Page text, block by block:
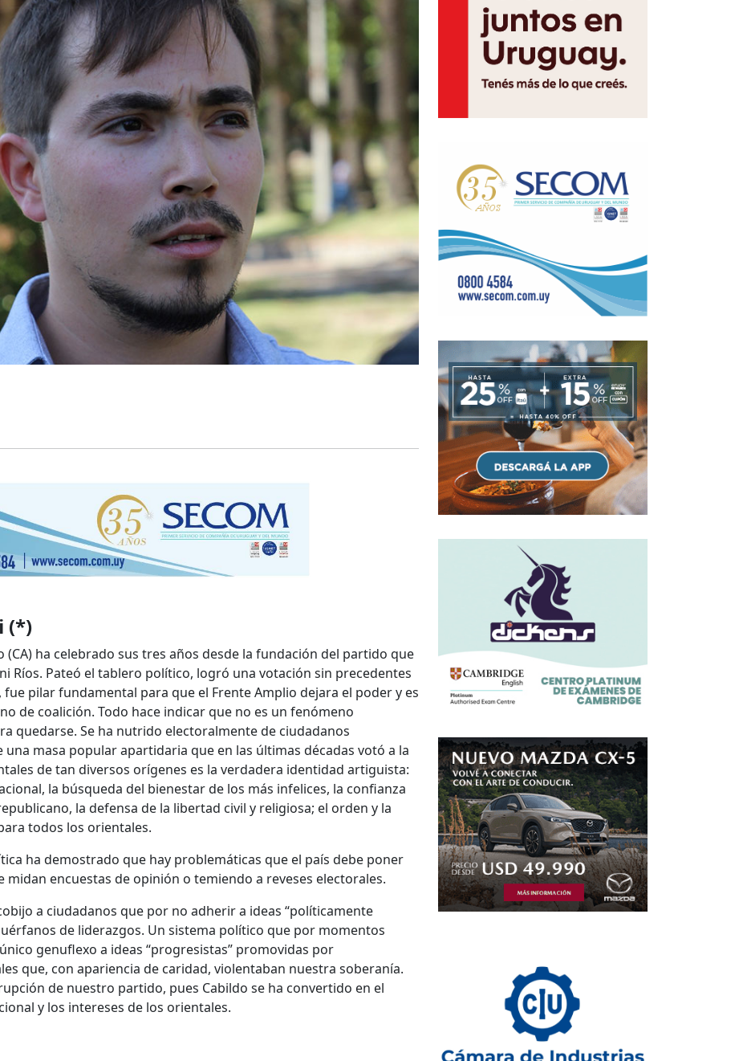
(*)
(CA) ha celebrado sus tres años desde la fundación del partido que
Ríos. Pateó el tablero político, logró una votación sin precedentes
pilar fundamental para que el Frente Amplio dejara el poder y es
de coalición. Todo hace indicar que no es un fenómeno
quedarse. Se ha nutrido electoralmente de ciudadanos
una masa popular apartidaria que en las últimas décadas votó a la
de tan diversos orígenes es la verdadera identidad artiguista:
la búsqueda del bienestar de los más infelices, la confianza
la defensa de la libertad civil y religiosa; el orden y la
todos los orientales.
ha demostrado que hay problemáticas que el país debe poner
midan encuestas de opinión o temiendo a reveses electorales.
a ciudadanos que por no adherir a ideas “políticamente
de liderazgos. Un sistema político que por momentos
genuflexo a ideas “progresistas” promovidas por
que, con apariencia de caridad, violentaban nuestra soberanía.
de nuestro partido, pues Cabildo se ha convertido en el
y los intereses de los orientales.